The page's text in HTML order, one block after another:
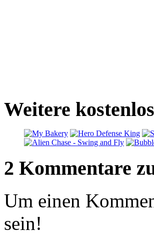
Weitere
2 Kommentare
Um einen
sein!